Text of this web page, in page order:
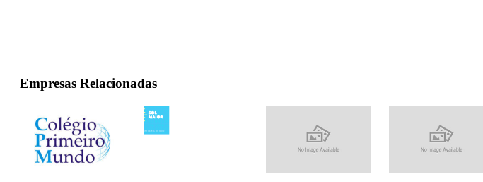
Empresas Relacionadas